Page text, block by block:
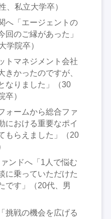
、私立大学卒）
へ「エージェントの
回のご縁があった」
学院卒）
トマネジメント会社
きかったのですが、
なりました」（30
卒）
ォームから総合ファ
における重要なポイ
もらえました」（20
ンドへ「1人で悩む
に乗っていただけた
です」（20代、男
挑戦の機会を広げる